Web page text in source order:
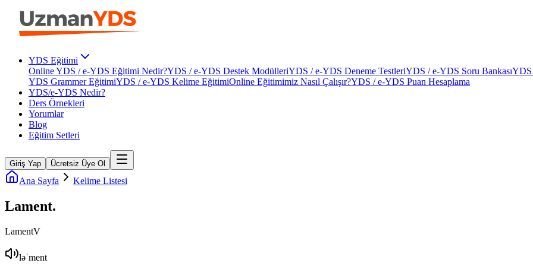
YDS Eğitimi
Online YDS / e-YDS Eğitimi Nedir?YDS / e-YDS Destek ModülleriYDS / e-YDS Deneme TestleriYDS / e-YDS Soru BankasıYDS
YDS Grammer EğitimiYDS / e-YDS Kelime EğitimiOnline Eğitimimiz Nasıl Çalışır?YDS / e-YDS Puan Hesaplama
YDS/e-YDS Nedir?
Ders Örnekleri
Yorumlar
Blog
Eğitim Setleri
Giriş Yap Ücretsiz Üye Ol
Ana Sayfa Kelime Listesi
Lament.
LamentV
ləˈment